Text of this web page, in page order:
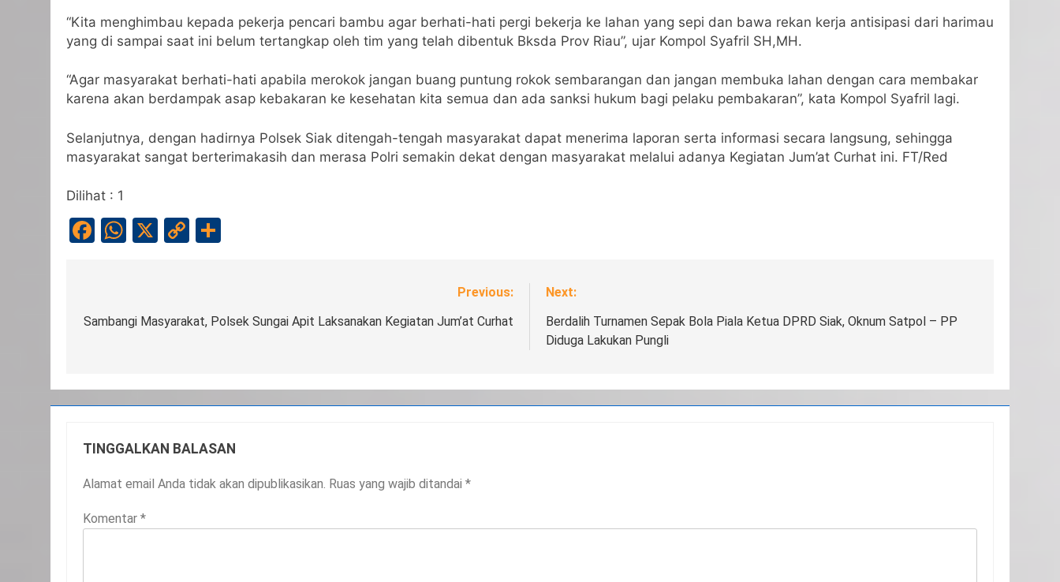
“Kita menghimbau kepada pekerja pencari bambu agar berhati-hati pergi bekerja ke lahan yang sepi dan bawa rekan kerja antisipasi dari harimau
yang di sampai saat ini belum tertangkap oleh tim yang telah dibentuk Bksda Prov Riau”, ujar Kompol Syafril SH,MH.
“Agar masyarakat berhati-hati apabila merokok jangan buang puntung rokok sembarangan dan jangan membuka lahan dengan cara membakar
karena akan berdampak asap kebakaran ke kesehatan kita semua dan ada sanksi hukum bagi pelaku pembakaran”, kata Kompol Syafril lagi.
Selanjutnya, dengan hadirnya Polsek Siak ditengah-tengah masyarakat dapat menerima laporan serta informasi secara langsung, sehingga
masyarakat sangat berterimakasih dan merasa Polri semakin dekat dengan masyarakat melalui adanya Kegiatan Jum’at Curhat ini. FT/Red
Dilihat : 1
Facebook
WhatsApp
X
Copy
pos
Previous:
Sambangi Masyarakat, Polsek Sungai Apit Laksanakan Kegiatan Jum’at Curhat
Next:
Berdalih Turnamen Sepak Bola Piala Ketua DPRD Siak, Oknum Satpol – PP
Diduga Lakukan Pungli
TINGGALKAN BALASAN
Alamat email Anda tidak akan dipublikasikan. Ruas yang wajib ditandai *
Komentar *